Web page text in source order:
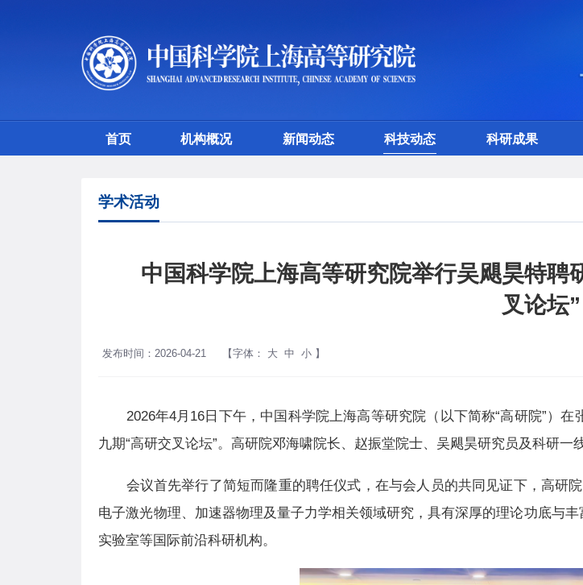
首页 机构概况 新闻动态 科技动态 科研成果
学术活动
中国科学院上海高等研究院举行吴飓昊特聘
叉论坛”
发布时间：2026-04-21 【字体： 大 中 小】
2026年4月16日下午，中国科学院上海高等研究院（以下简称“高研院”）
九期“高研交叉论坛”。高研院邓海啸院长、赵振堂院士、吴飓昊研究员及科研一
会议首先举行了简短而隆重的聘任仪式，在与会人员的共同见证下，高研
电子激光物理、加速器物理及量子力学相关领域研究，具有深厚的理论功底与
实验室等国际前沿科研机构。